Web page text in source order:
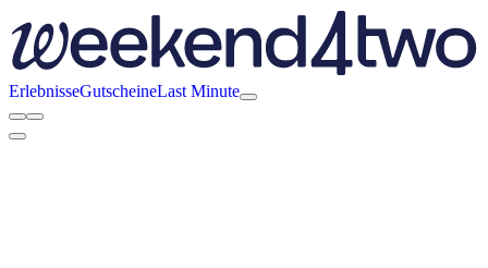
ErlebnisseGutscheineLast Minute